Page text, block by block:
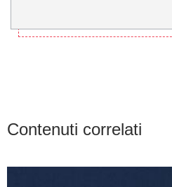
Contenuti correlati